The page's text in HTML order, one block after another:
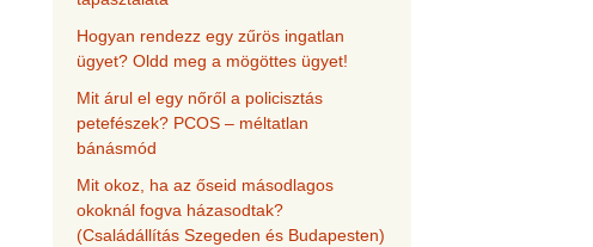
Hogyan rendezz egy zűrös ingatlan
ügyet? Oldd meg a mögöttes ügyet!
Mit árul el egy nőről a policisztás
petefészek? PCOS – méltatlan
bánásmód
Mit okoz, ha az őseid másodlagos
okoknál fogva házasodtak?
(Családállítás Szegeden és Budapesten)